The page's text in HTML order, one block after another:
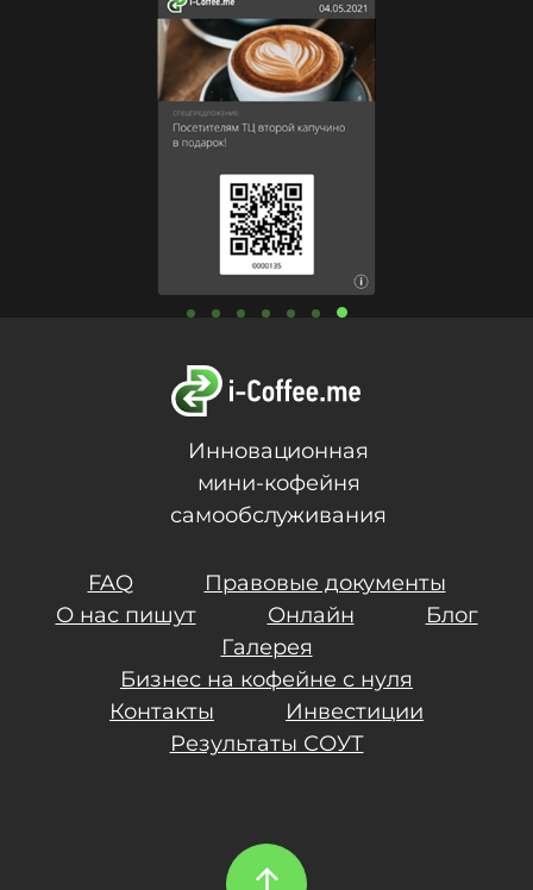
Инновационная
мини-кофейня
самообслуживания
FAQ
Правовые документы
О нас пишут
Онлайн
Блог
Галерея
Бизнес на кофейне с нуля
Контакты
Инвестиции
Результаты СОУТ